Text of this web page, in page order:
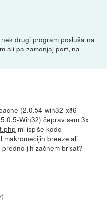
drugi program posluša na
ali pa zamenjaj port, na
(2.0.54-win32-x86-
Win32) čeprav sem 3x
mi ispiše kodo
makromedijin breeze ali
jih začnem brisat?
)